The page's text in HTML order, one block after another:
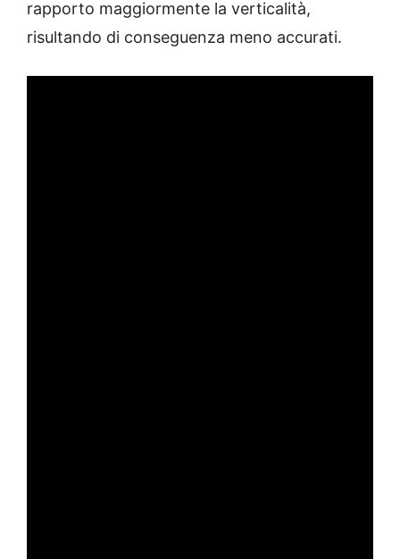
rapporto maggiormente la verticalità,
risultando di conseguenza meno accurati.